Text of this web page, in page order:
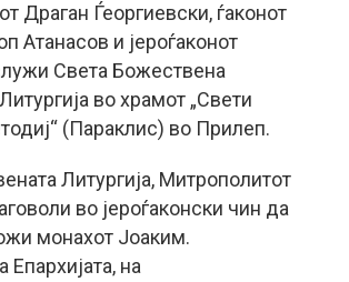
Драган Ѓеоргиевски, ѓаконот
Атанасов и јероѓаконот
Света Божествена
во храмот „Свети
(Параклис) во Прилеп.
Литургија, Митрополитот
во јероѓаконски чин да
монахот Јоаким.
на